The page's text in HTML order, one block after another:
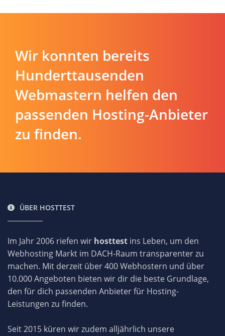
Wir konnten bereits
Hunderttausenden
Webmastern helfen den
passenden Hosting-Anbieter
zu finden.
ÜBER HOSTTEST
Im Jahr 2006 riefen wir hosttest ins Leben, um den
Webhosting Markt im DACH-Raum transparenter zu
machen. Mit derzeit über 400 Webhostern und über
10.000 Angeboten bieten wir dir die beste Grundlage,
den für dich passenden Anbieter für Hosting-
Leistungen zu finden.
Seit 2015 küren wir zudem alljährlich unsere